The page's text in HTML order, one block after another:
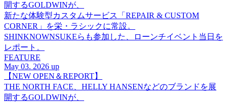
開するGOLDWINが、
新たな体験型カスタムサービス「REPAIR & CUSTOM
CORNER」を栄・ラシックに常設。
SHINKNOWNSUKEらも参加した、ローンチイベント当日を
レポート。
FEATURE
May 03. 2026 up
【NEW OPEN＆REPORT】
THE NORTH FACE、HELLY HANSENなどのブランドを展
開するGOLDWINが、